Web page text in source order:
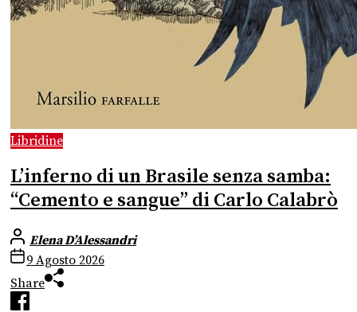
Libridine
L’inferno di un Brasile senza samba:
“Cemento e sangue” di Carlo Calabrò
Elena D’Alessandri
9 Agosto 2026
Share